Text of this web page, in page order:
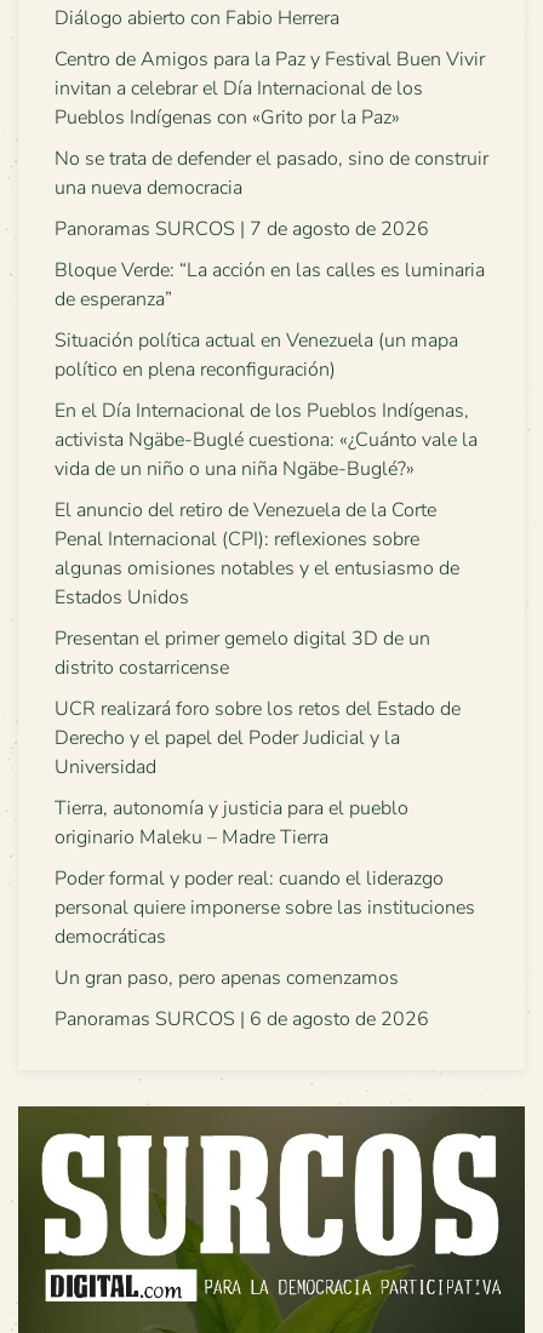
Diálogo abierto con Fabio Herrera
Centro de Amigos para la Paz y Festival Buen Vivir
invitan a celebrar el Día Internacional de los
Pueblos Indígenas con «Grito por la Paz»
No se trata de defender el pasado, sino de construir
una nueva democracia
Panoramas SURCOS | 7 de agosto de 2026
Bloque Verde: “La acción en las calles es luminaria
de esperanza”
Situación política actual en Venezuela (un mapa
político en plena reconfiguración)
En el Día Internacional de los Pueblos Indígenas,
activista Ngäbe-Buglé cuestiona: «¿Cuánto vale la
vida de un niño o una niña Ngäbe-Buglé?»
El anuncio del retiro de Venezuela de la Corte
Penal Internacional (CPI): reflexiones sobre
algunas omisiones notables y el entusiasmo de
Estados Unidos
Presentan el primer gemelo digital 3D de un
distrito costarricense
UCR realizará foro sobre los retos del Estado de
Derecho y el papel del Poder Judicial y la
Universidad
Tierra, autonomía y justicia para el pueblo
originario Maleku – Madre Tierra
Poder formal y poder real: cuando el liderazgo
personal quiere imponerse sobre las instituciones
democráticas
Un gran paso, pero apenas comenzamos
Panoramas SURCOS | 6 de agosto de 2026